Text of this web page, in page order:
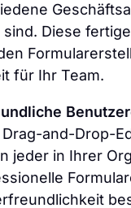
Diese
für Ihr Team.
and-Drop-
jeder in Ihrer